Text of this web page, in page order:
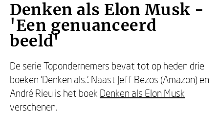
Denken als Elon Musk -
'Een genuanceerd
beeld'
De serie Topondernemers bevat tot op heden drie
boeken ‘Denken als..’. Naast Jeff Bezos (Amazon) en
André Rieu is het boek Denken als Elon Musk
verschenen.